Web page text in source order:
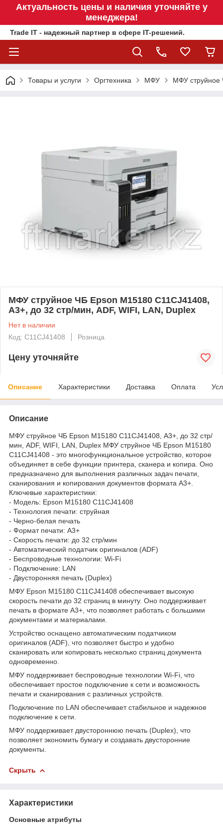
Актуальность цены и наличия уточняйте у
менеджера!
Trade IT - надежный партнер в сфере IT-решений.
Товары и услуги Оргтехника МФУ МФУ струйное
МФУ струйное ЧБ Epson M15180 C11CJ41408,
А3+, до 32 стр/мин, ADF, WIFI, LAN, Duplex
Нет в наличии
Код: C11CJ41408
Розница
Цену уточняйте
Описание Характеристики Доставка Оплата
Описание
МФУ струйное ЧБ Epson M15180 C11CJ41408, А3+, до 32 стр/
мин, ADF, WIFI, LAN, Duplex МФУ струйное ЧБ Epson M15180
C11CJ41408 - это многофункциональное устройство, которое
объединяет в себе функции принтера, сканера и копира. Оно
предназначено для выполнения различных задач печати,
сканирования и копирования документов формата А3+.
Ключевые характеристики:
- Модель: Epson M15180 C11CJ41408
- Технология печати: струйная
- Черно-белая печать
- Формат печати: А3+
- Скорость печати: до 32 стр/мин
- Автоматический податчик оригиналов (ADF)
- Беспроводные технологии: Wi-Fi
- Подключение: LAN
- Двусторонняя печать (Duplex)
МФУ Epson M15180 C11CJ41408 обеспечивает высокую
скорость печати до 32 страниц в минуту. Оно поддерживает
печать в формате А3+, что позволяет работать с большими
документами и материалами.
Устройство оснащено автоматическим податчиком
оригиналов (ADF), что позволяет быстро и удобно
сканировать или копировать несколько страниц документа
одновременно.
МФУ поддерживает беспроводные технологии Wi-Fi, что
обеспечивает простое подключение к сети и возможность
печати и сканирования с различных устройств.
Подключение по LAN обеспечивает стабильное и надежное
подключение к сети.
МФУ поддерживает двустороннюю печать (Duplex), что
позволяет экономить бумагу и создавать двусторонние
документы.
Скрыть
Характеристики
Основные атрибуты